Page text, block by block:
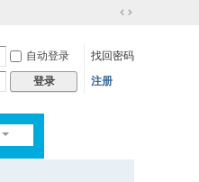
到
自动登录
找回密码
登录 注册